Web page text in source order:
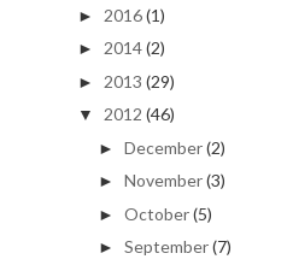
► 2014(2)
► 2013(29)
▼ 2012 (46)
►December
► November(3)
► October(5)
► September
► August(9)